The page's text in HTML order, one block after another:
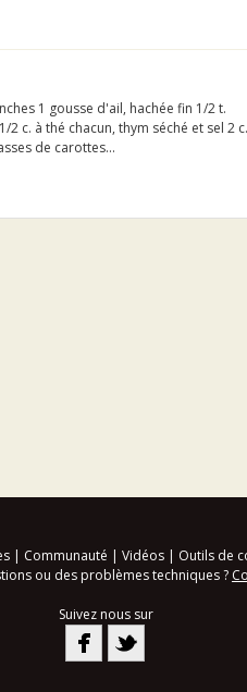
1 gousse d'ail, hachée fin 1/2 t.
c. à thé chacun, thym séché et sel 2
de carottes...
| Communauté | Vidéos| Outils de
ou des problèmes techniques ?
Suivez nous sur